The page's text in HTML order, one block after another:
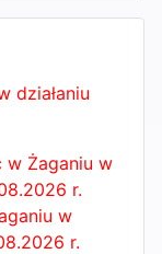
działaniu
w Żaganiu w
r.
w
r.